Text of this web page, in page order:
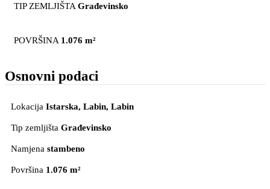
TIP ZEMLJIŠTA Građevinsko
POVRŠINA 1.076 m²
Osnovni podaci
Lokacija Istarska, Labin, Labin
Tip zemljišta Građevinsko
Namjena stambeno
Površina 1.076 m²